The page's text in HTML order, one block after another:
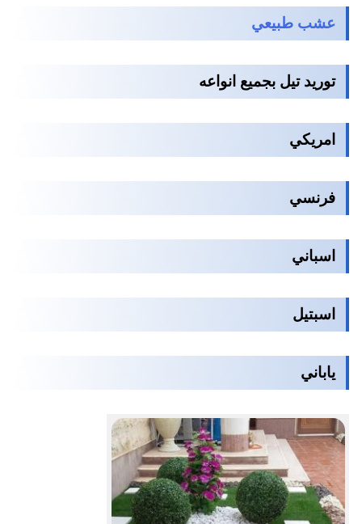
عشب طبيعي
توريد تيل بجميع انواعه
امريكي
فرنسي
اسباني
اسبتيل
ياباني